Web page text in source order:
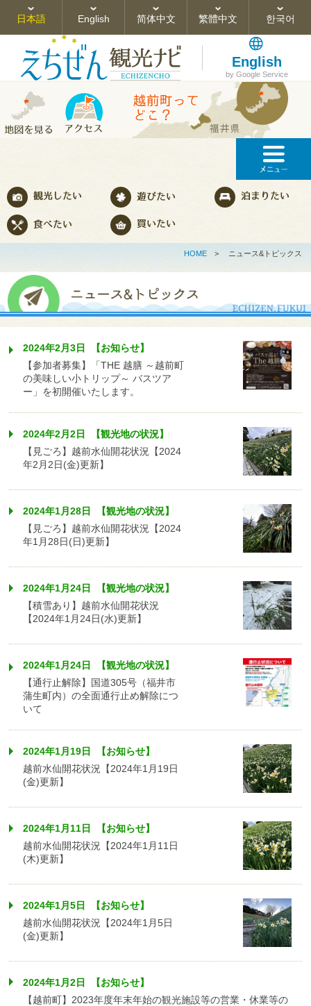
日本語 English 简体中文 繁體中文 한국어
English
by Google Service
HOME> ニュース&トピックス
2024年2月3日 【お知らせ】
【参加者募集】「THE 越膳 ～越前町
の美味しい小トリップ～ バスツア
ー」を初開催いたします。
2024年2月2日 【観光地の状況】
【見ごろ】越前水仙開花状況【2024
年2月2日(金)更新】
2024年1月28日 【観光地の状況】
【見ごろ】越前水仙開花状況【2024
年1月28日(日)更新】
2024年1月24日 【観光地の状況】
【積雪あり】越前水仙開花状況
【2024年1月24日(水)更新】
2024年1月24日 【観光地の状況】
【通行止解除】国道305号（福井市
蒲生町内）の全面通行止め解除につ
いて
2024年1月19日 【お知らせ】
越前水仙開花状況【2024年1月19日
(金)更新】
2024年1月11日 【お知らせ】
越前水仙開花状況【2024年1月11日
(木)更新】
2024年1月5日 【お知らせ】
越前水仙開花状況【2024年1月5日
(金)更新】
2024年1月2日 【お知らせ】
【越前町】2023年度年末年始の観光施設等の営業・休業等の